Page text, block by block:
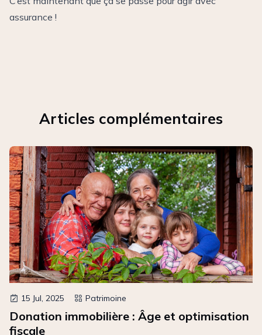
assurance !
Articles complémentaires
15 Jul, 2025 Patrimoine
Donation immobilière : Âge et optimisation
fiscale